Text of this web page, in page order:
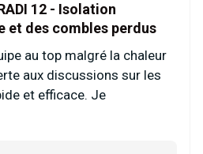
12 - Isolation
et des combles perdus
au top malgré la chaleur
aux discussions sur les
et efficace. Je